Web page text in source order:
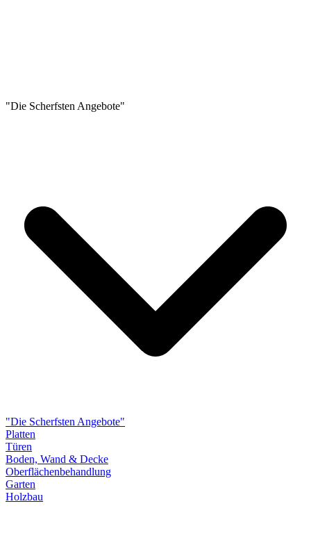
"Die Scherfsten Angebote"
"Die Scherfsten Angebote"
Platten
Türen
Boden, Wand & Decke
Oberflächenbehandlung
Garten
Holzbau